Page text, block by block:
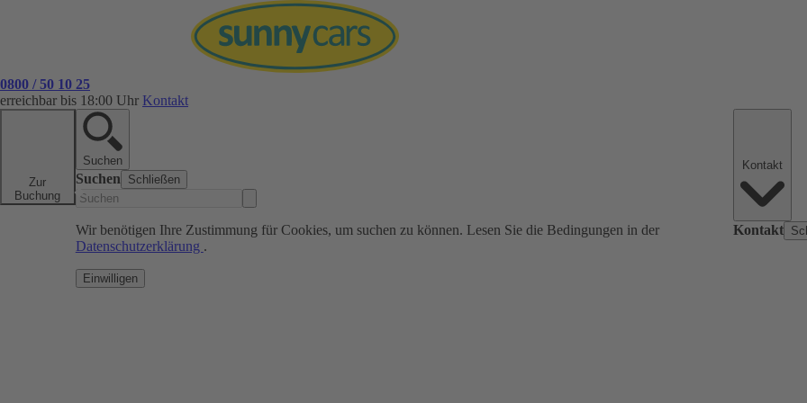
0800 / 50 10 25
erreichbar bis 18:00 Uhr Kontakt
Zur
Buchung
Suchen
Suchen Schließen
Wir benötigen Ihre Zustimmung für Cookies, um suchen zu können. Lesen Sie die Bedingungen in der
Datenschutzerklärung .
Einwilligen
Kontakt